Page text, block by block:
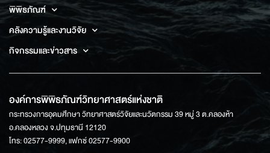
พิพิธภัณฑ์
คลังความรู้และงานวิจัย
กิจกรรมและข่าวสาร
องค์การพิพิธภัณฑ์วิทยาศาสตร์แห่งชาติ
กระทรวงการอุดมศึกษา วิทยาศาสตร์วิจัยและนวัตกรรม 39 หมู่ 3 ต.คลองห้า
อ.คลองหลวง จ.ปทุมธานี 12120
โทร: 02577-9999, แฟกซ์ 02577-9900